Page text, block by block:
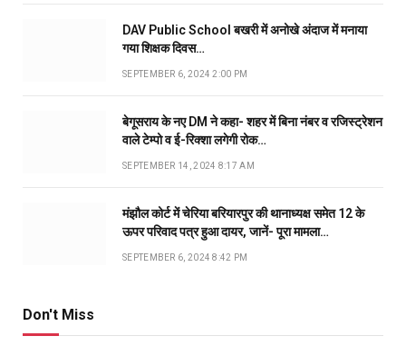
DAV Public School बखरी में अनोखे अंदाज में मनाया
गया शिक्षक दिवस…
SEPTEMBER 6, 2024 2:00 PM
बेगूसराय के नए DM ने कहा- शहर में बिना नंबर व रजिस्ट्रेशन
वाले टेम्पो व ई-रिक्शा लगेगी रोक…
SEPTEMBER 14, 2024 8:17 AM
मंझौल कोर्ट में चेरिया बरियारपुर की थानाध्यक्ष समेत 12 के
ऊपर परिवाद पत्र हुआ दायर, जानें- पूरा मामला…
SEPTEMBER 6, 2024 8:42 PM
Don't Miss